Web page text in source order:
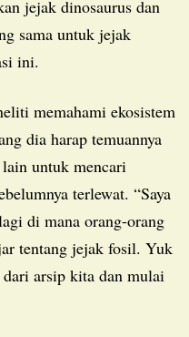
jejak dinosaurus dan
sama untuk jejak
ini.
dia harap temuannya
untuk mencari
terlewat. “Saya
di mana orang-orang
tentang jejak fosil. Yuk
arsip kita dan mulai